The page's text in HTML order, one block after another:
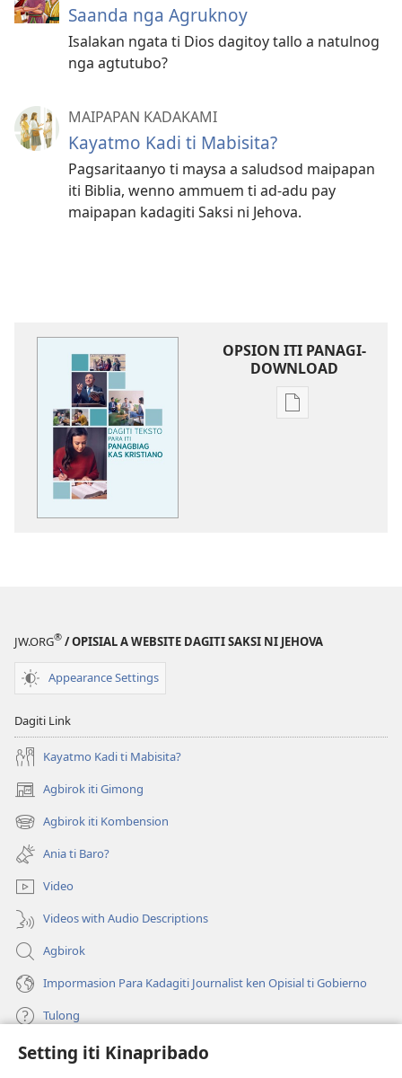
Setting iti Kinapribado
Saanda nga Agruknoy
Isalakan ngata ti Dios dagitoy tallo a natulnog
nga agtutubo?
MAIPAPAN KADAKAMI
Kayatmo Kadi ti Mabisita?
Pagsaritaanyo ti maysa a saludsod maipapan
iti Biblia, wenno ammuem ti ad-adu pay
maipapan kadagiti Saksi ni Jehova.
OPSION ITI PANAGI-
DOWNLOAD
Dagiti
Panagbiag
JW.ORG® / OPISIAL A WEBSITE DAGITI SAKSI NI JEHOVA
Appearance Settings
Dagiti Link
Kayatmo Kadi ti Mabisita?
Agbirok iti Gimong
(manglukat
iti
baro
window)
Agbirok iti Kombension
(manglukat
iti
baro
a
window)
Ania ti Baro?
Video
Videos with Audio Descriptions
Agbirok
Impormasion Para Kadagiti Journalist ken Opisial ti Gobierno
Tulong
Donasion
(manglukat